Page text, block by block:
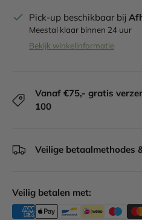
Pick-up beschikbaar bij
Meestal klaar binnen 24 uur
Bekijk winkelinformatie
Vanaf €75,- gratis
100
Veilige betaalmethodes
Veilig betalen met: